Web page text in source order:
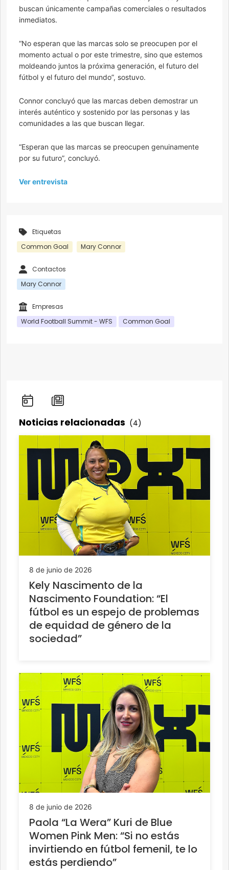
buscan únicamente campañas comerciales o resultados
inmediatos.
“No esperan que las marcas solo se preocupen por el
momento actual o por este trimestre, sino que estemos
moldeando juntos la próxima generación, el futuro del
fútbol y el futuro del mundo”, sostuvo.
Connor concluyó que las marcas deben demostrar un
interés auténtico y sostenido por las personas y las
comunidades a las que buscan llegar.
“Esperan que las marcas se preocupen genuinamente
por su futuro”, concluyó.
Ver entrevista
Etiquetas
Common Goal
Mary Connor
Contactos
Mary Connor
Empresas
World Football Summit - WFS
Common Goal
Noticias relacionadas (4)
8 de junio de 2026
Kely Nascimento de la
Nascimento Foundation: “El
fútbol es un espejo de problemas
de equidad de género de la
sociedad”
8 de junio de 2026
Paola “La Wera” Kuri de Blue
Women Pink Men: “Si no estás
invirtiendo en fútbol femenil, te lo
estás perdiendo”